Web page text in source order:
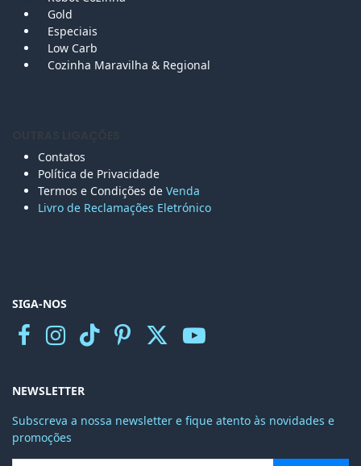
Gold
Especiais
Low Carb
Cozinha Maravilha & Regional
Contatos
Política de Privacidade
Termos e Condições de Venda
Livro de Reclamações Eletrónico
SIGA-NOS
NEWSLETTER
Subscreva a nossa newsletter e fique atento às novidades e
promoções